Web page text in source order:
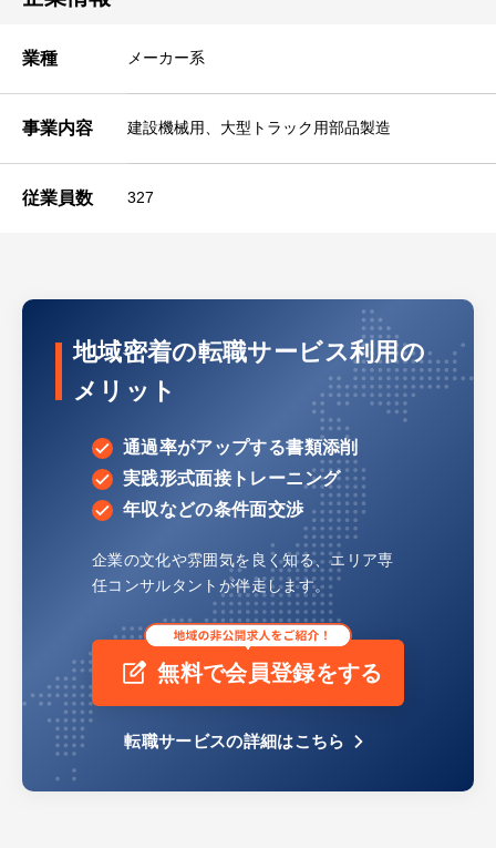
業種 メーカー系
事業内容 建設機械用、大型トラック用部品製造
従業員数 327
地域密着の転職サービス利用の
メリット
通過率がアップする書類添削
実践形式面接トレーニング
年収などの条件面交渉
企業の文化や雰囲気を良く知る、エリア専
任コンサルタントが伴走します。
無料で会員登録をする
転職サービスの詳細はこちら